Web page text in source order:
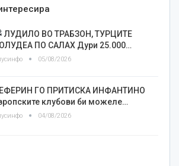
ЛУДИЛО ВО ТРАБЗОН, ТУРЦИТЕ
ПО САЛАХ Дури 25.000…
05/08/2026
ГО ПРИТИСКА ИНФАНТИНО
клубови би можеле…
04/08/2026